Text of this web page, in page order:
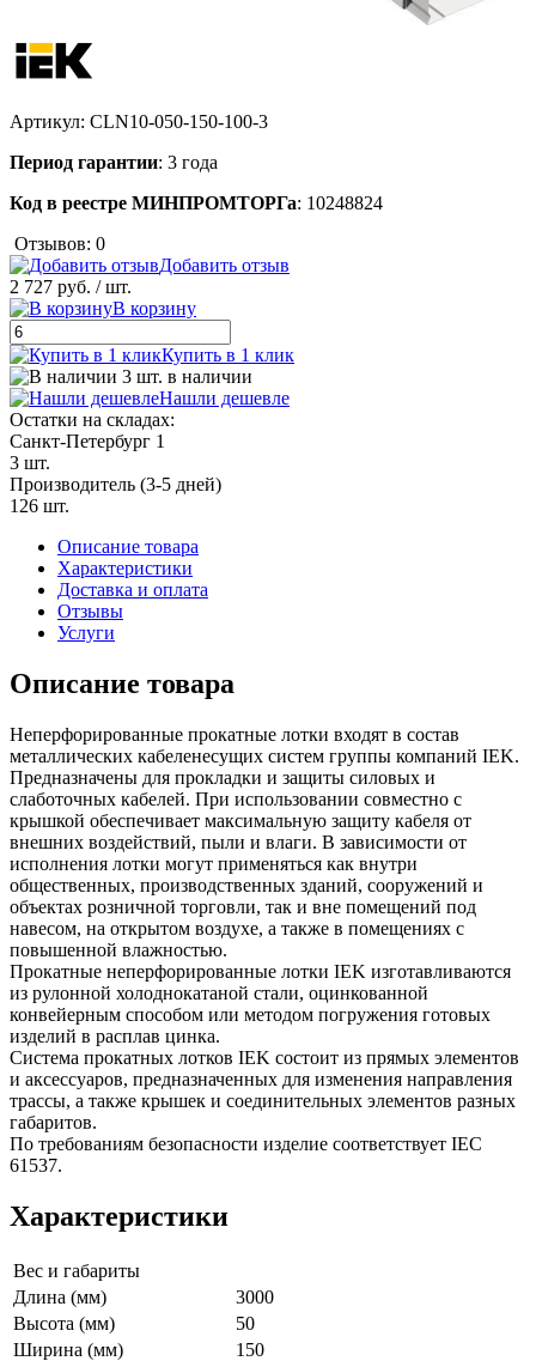
Артикул: CLN10-050-150-100-3
Период гарантии: 3 года
Код в реестре МИНПРОМТОРГа: 10248824
Отзывов: 0
Добавить отзыв
2 727 руб. / шт.
В корзину
Купить в 1 клик
3 шт. в наличии
Нашли дешевле
Остатки на складах:
Санкт-Петербург 1
3 шт.
Производитель (3-5 дней)
126 шт.
Описание товара
Характеристики
Доставка и оплата
Отзывы
Услуги
Описание товара
Неперфорированные прокатные лотки входят в состав
металлических кабеленесущих систем группы компаний IEK.
Предназначены для прокладки и защиты силовых и
слаботочных кабелей. При использовании совместно с
крышкой обеспечивает максимальную защиту кабеля от
внешних воздействий, пыли и влаги. В зависимости от
исполнения лотки могут применяться как внутри
общественных, производственных зданий, сооружений и
объектах розничной торговли, так и вне помещений под
навесом, на открытом воздухе, а также в помещениях с
повышенной влажностью.
Прокатные неперфорированные лотки IEK изготавливаются
из рулонной холоднокатаной стали, оцинкованной
конвейерным способом или методом погружения готовых
изделий в расплав цинка.
Система прокатных лотков IEK состоит из прямых элементов
и аксессуаров, предназначенных для изменения направления
трассы, а также крышек и соединительных элементов разных
габаритов.
По требованиям безопасности изделие соответствует IEC
61537.
Характеристики
Вес и габариты
Длина (мм)
3000
Высота (мм)
50
Ширина (мм)
150